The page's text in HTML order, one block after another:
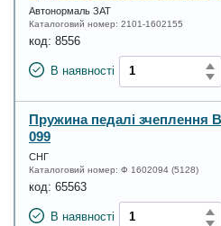
Автонормаль ЗАТ
Каталоговий номер: 2101-1602155
код: 8556
В наявності
Пружина педалі зчеплення
099
СНГ
Каталоговий номер: Ф 1602094 (5128)
код: 65563
В наявності